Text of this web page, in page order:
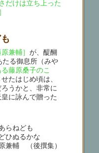
だけは立ち上った
原兼輔］が、醍醐
たる御息所（みや
る藤原桑子のこ
たはじめ頃は、
うかと、非常に
に詠んで贈った
ねども
ぬるかな
後撰集）